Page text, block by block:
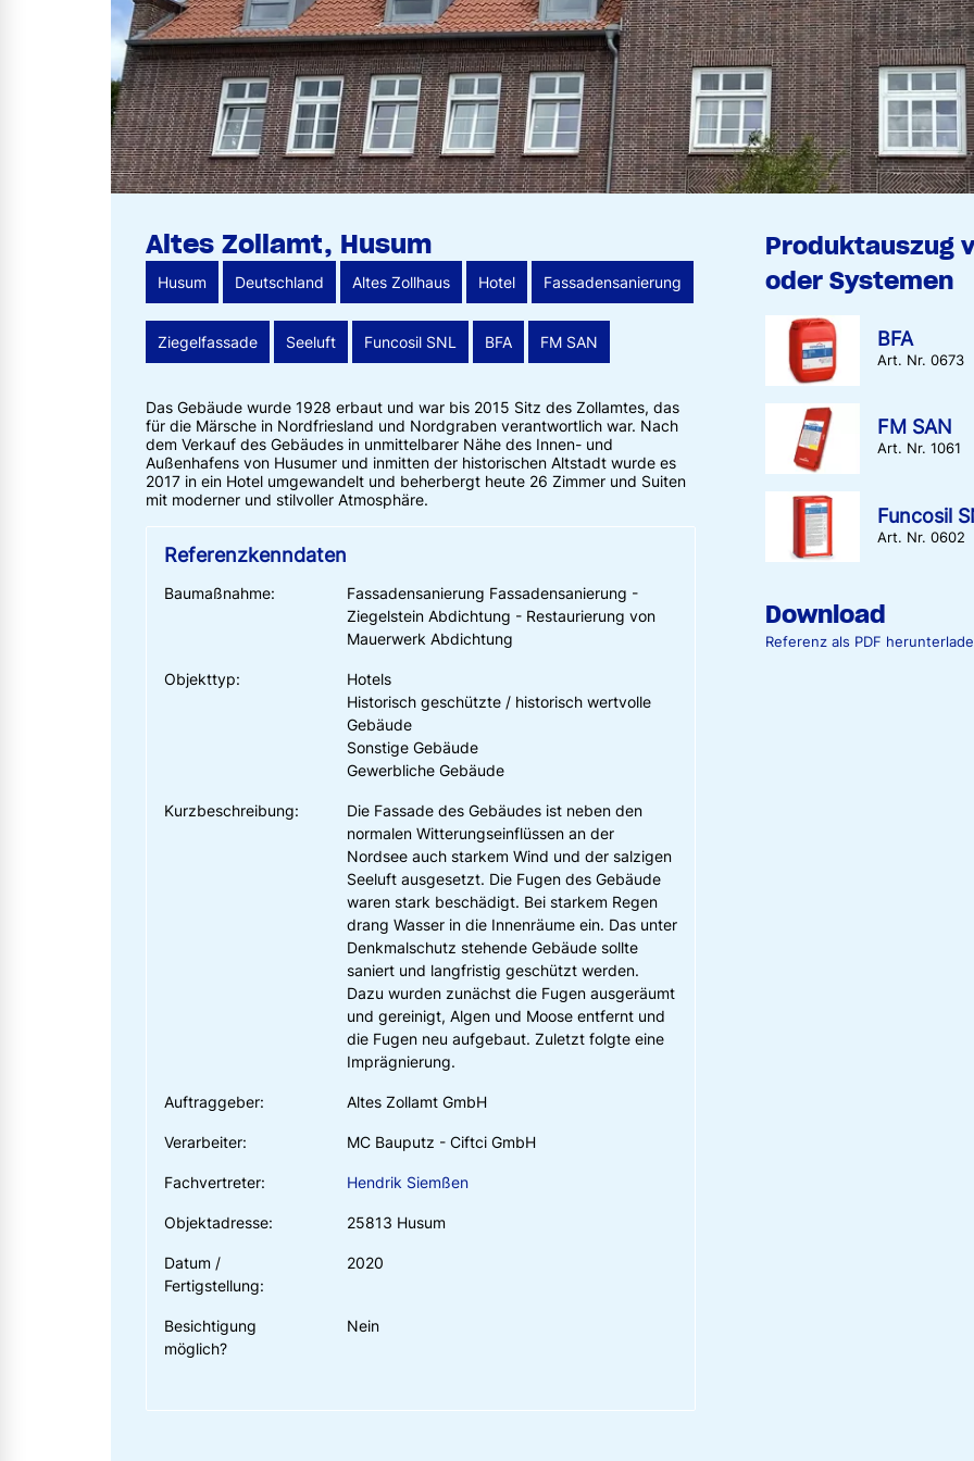
Altes Zollamt, Husum
Husum Deutschland Altes Zollhaus Hotel Fassadensanierung
Ziegelfassade Seeluft Funcosil SNL BFA FM SAN
Das Gebäude wurde 1928 erbaut und war bis 2015 Sitz des Zollamtes, das
für die Märsche in Nordfriesland und Nordgraben verantwortlich war. Nach
dem Verkauf des Gebäudes in unmittelbarer Nähe des Innen- und
Außenhafens von Husumer und inmitten der historischen Altstadt wurde es
2017 in ein Hotel umgewandelt und beherbergt heute 26 Zimmer und Suiten
mit moderner und stilvoller Atmosphäre.
Referenzkenndaten
Baumaßnahme:
Fassadensanierung Fassadensanierung -
Ziegelstein Abdichtung - Restaurierung von
Mauerwerk Abdichtung
Objekttyp:
Hotels
Historisch geschützte / historisch wertvolle
Gebäude
Sonstige Gebäude
Gewerbliche Gebäude
Kurzbeschreibung:
Die Fassade des Gebäudes ist neben den
normalen Witterungseinflüssen an der
Nordsee auch starkem Wind und der salzigen
Seeluft ausgesetzt. Die Fugen des Gebäude
waren stark beschädigt. Bei starkem Regen
drang Wasser in die Innenräume ein. Das unter
Denkmalschutz stehende Gebäude sollte
saniert und langfristig geschützt werden.
Dazu wurden zunächst die Fugen ausgeräumt
und gereinigt, Algen und Moose entfernt und
die Fugen neu aufgebaut. Zuletzt folgte eine
Imprägnierung.
Auftraggeber: Altes Zollamt GmbH
Verarbeiter: MC Bauputz - Ciftci GmbH
Fachvertreter: Hendrik Siemßen
Objektadresse: 25813 Husum
Datum /
Fertigstellung:
2020
Besichtigung
möglich?
Nein
Produktauszug
oder Systemen
BFA
Art. Nr. 0673
FM SAN
Art. Nr. 1061
Funcosil
Art. Nr. 0602
Download
Referenz als PDF